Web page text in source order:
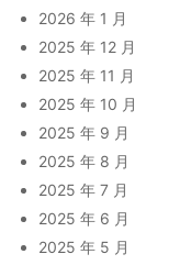
2026 年 1 月
2025 年 12 月
2025 年 11 月
2025 年 10 月
2025 年 9 月
2025 年 8 月
2025 年 7 月
2025 年 6 月
2025 年 5 月